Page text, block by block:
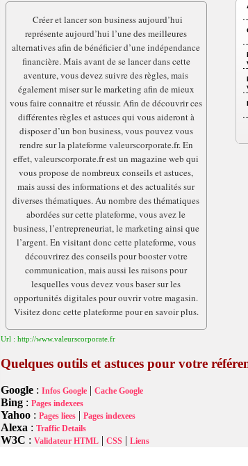
Créer et lancer son business aujourd’hui
représente aujourd’hui l’une des meilleures
alternatives afin de bénéficier d’une indépendance
financière. Mais avant de se lancer dans cette
aventure, vous devez suivre des règles, mais
également miser sur le marketing afin de mieux
vous faire connaitre et réussir. Afin de découvrir ces
différentes règles et astuces qui vous aideront à
disposer d’un bon business, vous pouvez vous
rendre sur la plateforme valeurscorporate.fr. En
effet, valeurscorporate.fr est un magazine web qui
vous propose de nombreux conseils et astuces,
mais aussi des informations et des actualités sur
diverses thématiques. Au nombre des thématiques
abordées sur cette plateforme, vous avez le
business, l’entrepreneuriat, le marketing ainsi que
l’argent. En visitant donc cette plateforme, vous
découvrirez des conseils pour booster votre
communication, mais aussi les raisons pour
lesquelles vous devez vous baser sur les
opportunités digitales pour ouvrir votre magasin.
Visitez donc cette plateforme pour en savoir plus.
Url : http://www.valeurscorporate.fr
Quelques outils et astuces pour votre
Google: Infos Google| Cache Google
Bing: Pages indexees
Yahoo: Pages liees| Pages indexees
Alexa: Traffic Details
W3C : Validateur HTML| CSS | Liens